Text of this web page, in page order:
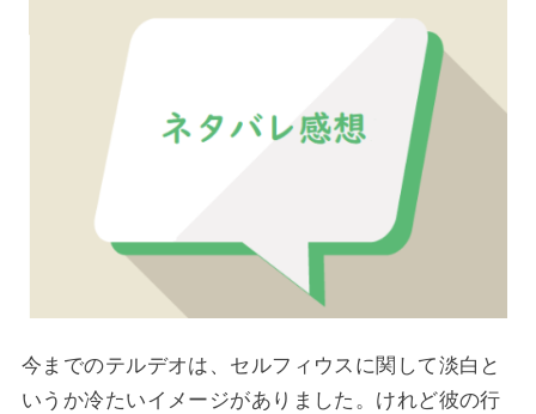
今までのテルデオは、セルフィウスに関して淡白と
いうか冷たいイメージがありました。けれど彼の行